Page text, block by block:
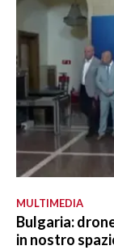
MULTIMEDIA
Bulgaria:
in nostro